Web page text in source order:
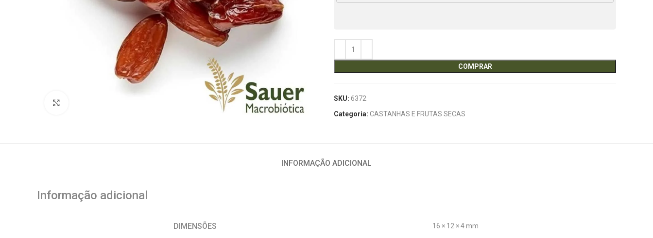
COMPRAR
SKU: 6372
Categoria: CASTANHAS E FRUTAS SECAS
INFORMAÇÃO ADICIONAL
Informação adicional
DIMENSÕES 16 × 12 × 4 mm